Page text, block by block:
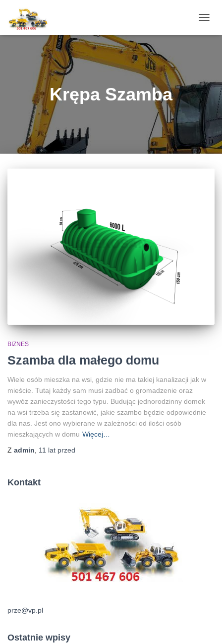
Krępa Szamba
BIZNES
Szamba dla małego domu
Wiele osób mieszka na wsi, gdzie nie ma takiej kanalizacji jak w
mieście. Tutaj każdy sam musi zadbać o gromadzenie oraz
wywóz zanieczystości tego typu. Budując jednorodzinny domek
na wsi trzeba się zastanowić, jakie szambo będzie odpowiednie
dla nas. Jest ono wybierane w zależności od ilości osób
mieszkających w domu Więcej…
Z admin 11 lat przed
Kontakt
prze@vp.pl
Ostatnie wpisy